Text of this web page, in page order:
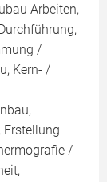
Arbeiten,
/
Kern- /
/